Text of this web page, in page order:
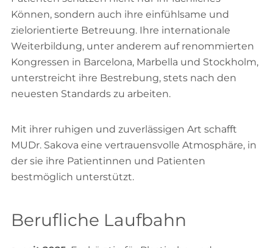
Können, sondern auch ihre einfühlsame und
zielorientierte Betreuung. Ihre internationale
Weiterbildung, unter anderem auf renommierten
Kongressen in Barcelona, Marbella und Stockholm,
unterstreicht ihre Bestrebung, stets nach den
neuesten Standards zu arbeiten.
Mit ihrer ruhigen und zuverlässigen Art schafft
MUDr. Sakova eine vertrauensvolle Atmosphäre, in
der sie ihre Patientinnen und Patienten
bestmöglich unterstützt.
Berufliche Laufbahn